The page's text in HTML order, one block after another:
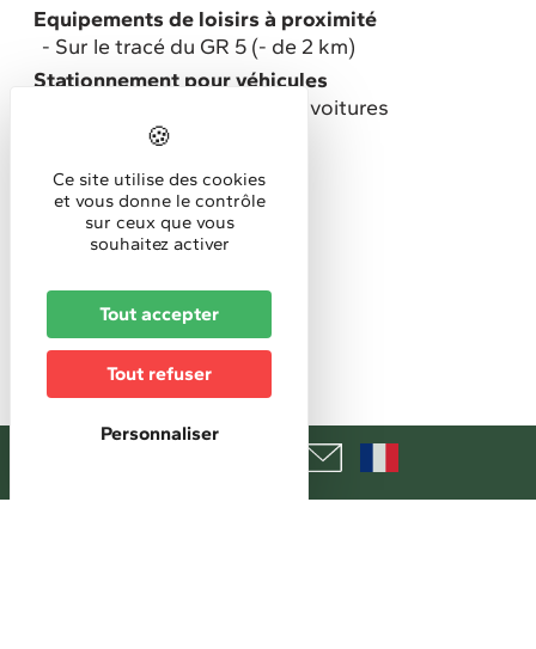
Equipements de loisirs à proximité
Sur le tracé du GR 5 (- de 2 km)
Stationnement pour véhicules
Parking privé gratuit pour voitures
Tarifs
Mini chambre individuelle
Mini chambre double
Ce site utilise des cookies
et vous donne le contrôle
sur ceux que vous
souhaitez activer
Tout accepter
Tout refuser
Personnaliser